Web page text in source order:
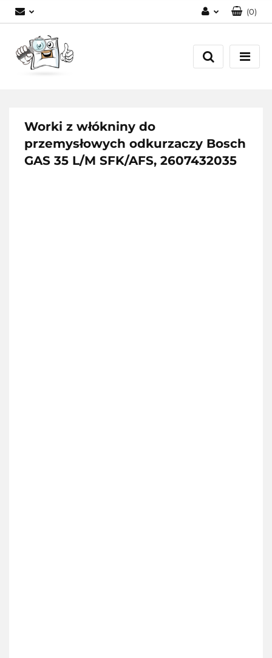
Zarejestruj się
(0)
Worki z włókniny do
przemysłowych odkurzaczy Bosch
GAS 35 L/M SFK/AFS, 2607432035